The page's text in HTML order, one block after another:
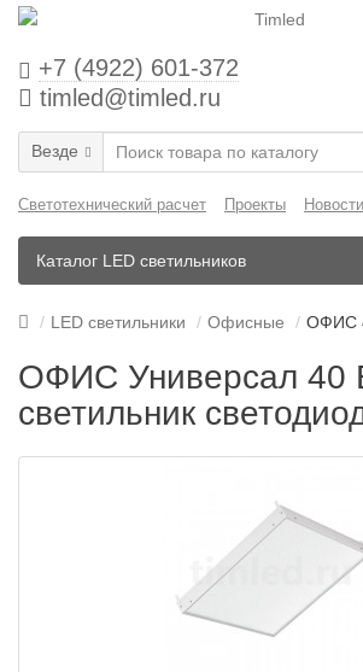
+7 (4922) 601-372
timled@timled.ru
Везде
Светотехнический расчет Проекты Новости
Каталог LED светильников
LED светильники Офисные ОФИС
ОФИС Универсал 40
светильник